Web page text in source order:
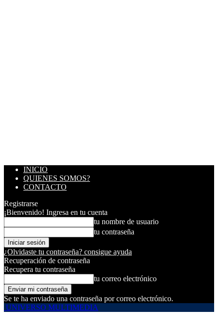
INICIO
QUIENES SOMOS?
CONTACTO
Registrarse
¡Bienvenido! Ingresa en tu cuenta
tu nombre de usuario
tu contraseña
¿Olvidaste tu contraseña? consigue ayuda
Recuperación de contraseña
Recupera tu contraseña
tu correo electrónico
Se te ha enviado una contraseña por correo electrónico.
UNIVERSO MULTIMEDIA